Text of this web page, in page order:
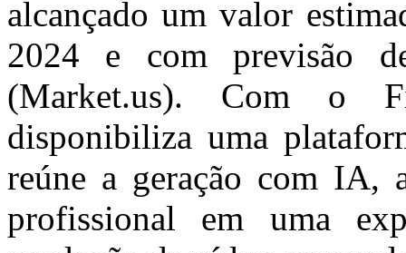
alcançado um valor
2024 e com previsão
(Market.us). Com o
disponibiliza uma
reúne a geração com IA,
profissional em uma